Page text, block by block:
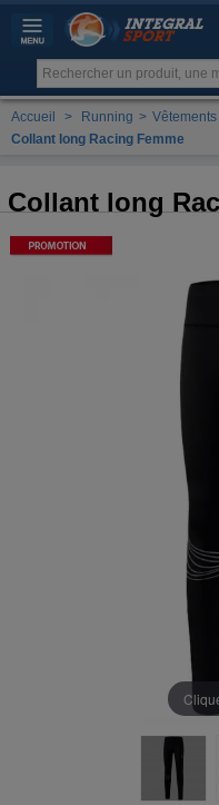
Accueil > Running >
Collant long Racing Femme
Collant long